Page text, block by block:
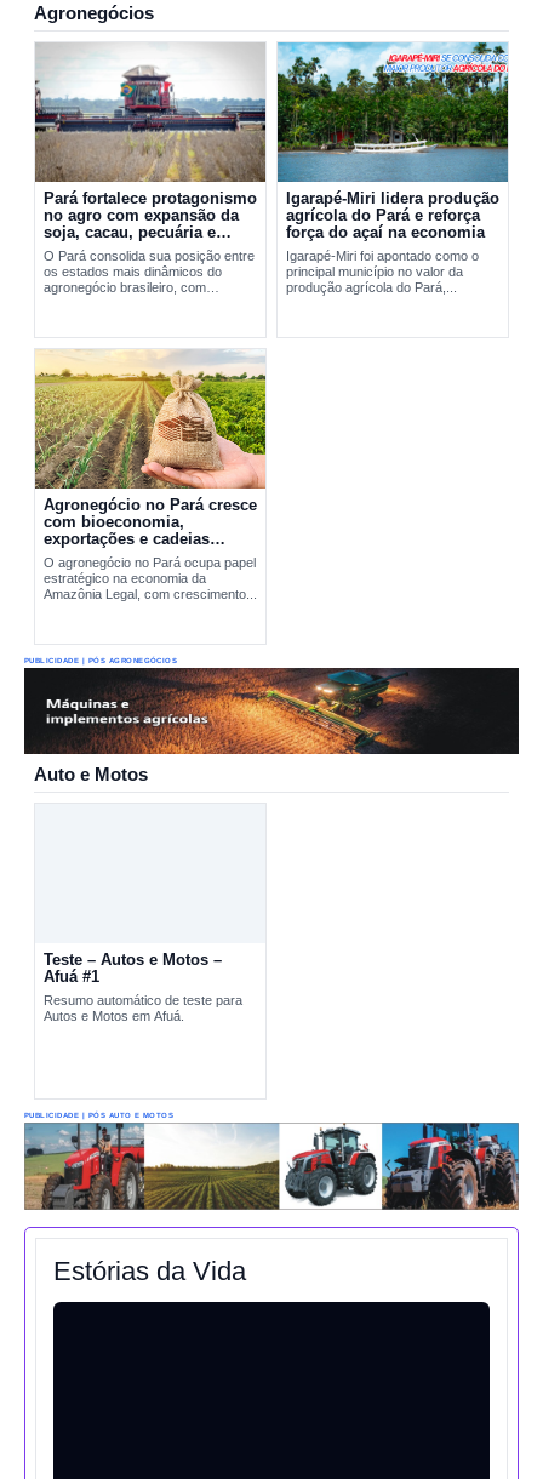
Agronegócios
Pará fortalece protagonismo
no agro com expansão da
soja, cacau, pecuária e
exportações
O Pará consolida sua posição entre
os estados mais dinâmicos do
agronegócio brasileiro, com
Igarapé-Miri lidera produção
agrícola do Pará e reforça
força do açaí na economia
Igarapé-Miri foi apontado como o
principal município no valor da
produção agrícola do Pará,...
Agronegócio no Pará cresce
com bioeconomia,
exportações e cadeias
produtivas estratégicas
O agronegócio no Pará ocupa papel
estratégico na economia da
Amazônia Legal, com crescimento...
PUBLICIDADE | PÓS AGRONEGÓCIOS
Auto e Motos
Teste – Autos e Motos –
Afuá #1
Resumo automático de teste para
Autos e Motos em Afuá.
PUBLICIDADE | PÓS AUTO E MOTOS
Estórias da Vida